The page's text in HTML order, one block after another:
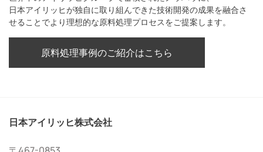
日本アイリッヒが独自に取り組んできた技術開発の成果を融合さ
せることでより理想的な原料処理プロセスをご提案します。
原料処理事例のご紹介はこちら
日本アイリッヒ株式会社